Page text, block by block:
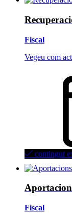
Fiscal
Vegeu com
contingut
Fiscal